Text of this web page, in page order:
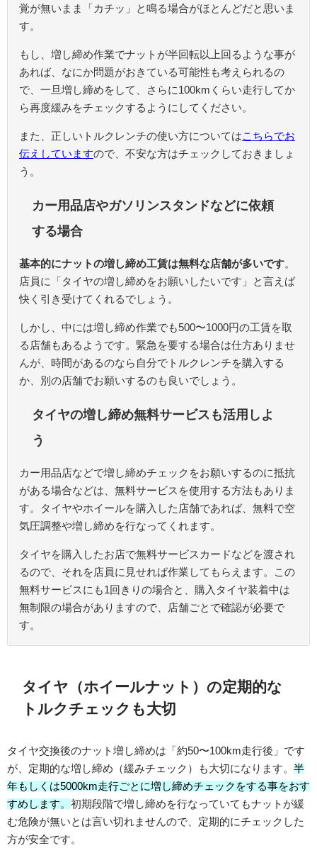
覚が無いまま「カチッ」と鳴る場合がほとんどだと思いま
す。
もし、増し締め作業でナットが半回転以上回るような事が
あれば、なにか問題がおきている可能性も考えられるの
で、一旦増し締めをして、さらに100kmくらい走行してか
ら再度緩みをチェックするようにしてください。
また、正しいトルクレンチの使い方については こちらでお
伝えしていますので、不安な方はチェックしておきましょ
う。
カー用品店やガソリンスタンドなどに依頼
する場合
基本的にナットの増し締め工賃は無料な店舗が多いです
店員に「タイヤの増し締めをお願いしたいです」と言えば
快く引き受けてくれるでしょう。
しかし、中には増し締め作業でも500〜1000円の工賃を取
る店舗もあるようです。緊急を要する場合は仕方ありませ
んが、時間があるのなら自分でトルクレンチを購入する
か、別の店舗でお願いするのも良いでしょう。
タイヤの増し締め無料サービスも活用しよ
う
カー用品店などで増し締めチェックをお願いするのに抵抗
がある場合などは、無料サービスを使用する方法もありま
す。タイヤやホイールを購入した店舗であれば、無料で空
気圧調整や増し締めを行なってくれます。
タイヤを購入したお店で無料サービスカードなどを渡され
るので、それを店員に見せれば作業してもらえます。この
無料サービスにも1回きりの場合と、購入タイヤ装着中は
無制限の場合がありますので、店舗ごとで確認が必要で
す。
タイヤ（ホイールナット）の定期的な
トルクチェックも大切
タイヤ交換後のナット増し締めは「約50〜100km走行後」です
が、定期的な増し締め（緩みチェック）も大切になります。 半
年もしくは5000km走行ごとに増し締めチェックをする事をおす
すめします 。 初期段階で増し締めを行なっていてもナットが緩
む危険が無いとは言い切れませんので、定期的にチェックした
方が安全です。